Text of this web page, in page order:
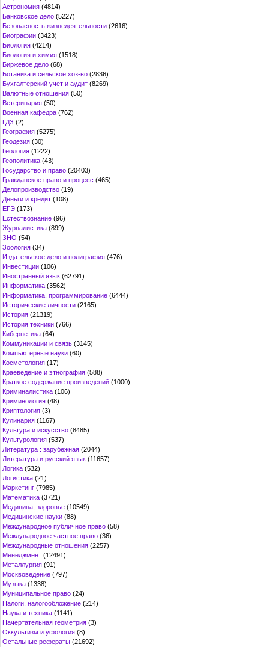
Астрономия (4814)
Банковское дело (5227)
Безопасность жизнедеятельности (2616)
Биографии (3423)
Биология (4214)
Биология и химия (1518)
Биржевое дело (68)
Ботаника и сельское хоз-во (2836)
Бухгалтерский учет и аудит (8269)
Валютные отношения (50)
Ветеринария (50)
Военная кафедра (762)
ГДЗ (2)
География (5275)
Геодезия (30)
Геология (1222)
Геополитика (43)
Государство и право (20403)
Гражданское право и процесс (465)
Делопроизводство (19)
Деньги и кредит (108)
ЕГЭ (173)
Естествознание (96)
Журналистика (899)
ЗНО (54)
Зоология (34)
Издательское дело и полиграфия (476)
Инвестиции (106)
Иностранный язык (62791)
Информатика (3562)
Информатика, программирование (6444)
Исторические личности (2165)
История (21319)
История техники (766)
Кибернетика (64)
Коммуникации и связь (3145)
Компьютерные науки (60)
Косметология (17)
Краеведение и этнография (588)
Краткое содержание произведений (1000)
Криминалистика (106)
Криминология (48)
Криптология (3)
Кулинария (1167)
Культура и искусство (8485)
Культурология (537)
Литература : зарубежная (2044)
Литература и русский язык (11657)
Логика (532)
Логистика (21)
Маркетинг (7985)
Математика (3721)
Медицина, здоровье (10549)
Медицинские науки (88)
Международное публичное право (58)
Международное частное право (36)
Международные отношения (2257)
Менеджмент (12491)
Металлургия (91)
Москвоведение (797)
Музыка (1338)
Муниципальное право (24)
Налоги, налогообложение (214)
Наука и техника (1141)
Начертательная геометрия (3)
Оккультизм и уфология (8)
Остальные рефераты (21692)